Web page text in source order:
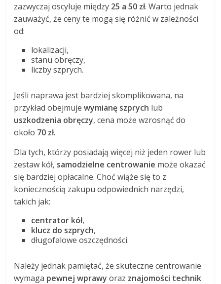
zazwyczaj oscyluje między 25 a 50 zł. Warto jednak
zauważyć, że ceny te mogą się różnić w zależności
od:
lokalizacji,
stanu obręczy,
liczby szprych.
Jeśli naprawa jest bardziej skomplikowana, na
przykład obejmujewymianę szprych lub
uszkodzenia obręczy, cena może wzrosnąć do
około 70 zł.
Dla tych, którzy posiadają więcej niż jeden rower lub
zestaw kół, samodzielne centrowanie może okazać
się bardziej opłacalne. Choć wiąże się to z
koniecznością zakupu odpowiednich narzędzi,
takich jak:
centrator kół,
klucz do szprych,
długofalowe oszczędności.
Należy jednak pamiętać, że skuteczne centrowanie
wymaga pewnej wprawy oraz znajomości technik